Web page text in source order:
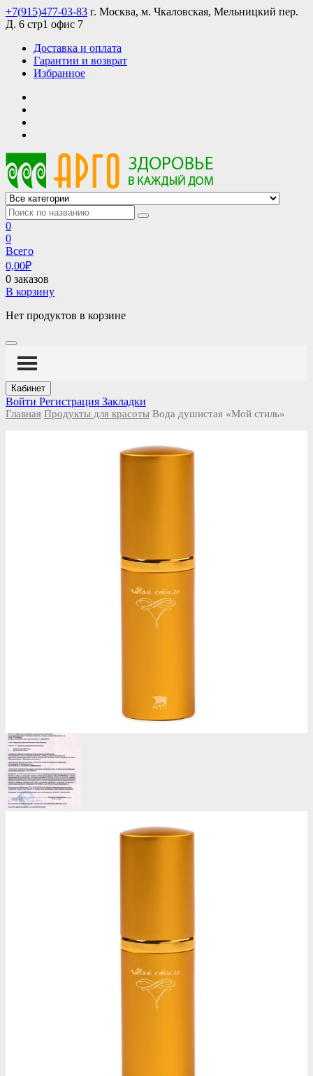
Skip
to
+7(915)477-03-83 г. Москва, м. Чкаловская, Мельницкий пер.
Д. 6 стр1 офис 7
Доставка и оплата
Гарантии и возврат
Избранное
АРГО интернет магазин, доставка в Москве и по всей России
АРГО каталог каталог продукции, официальные цены
0
0
Всего
0,00₽
0 заказов
В корзину
Нет продуктов в корзине
Кабинет
Войти Регистрация Закладки
Главная Продукты для красоты Вода душистая «Мой стиль»